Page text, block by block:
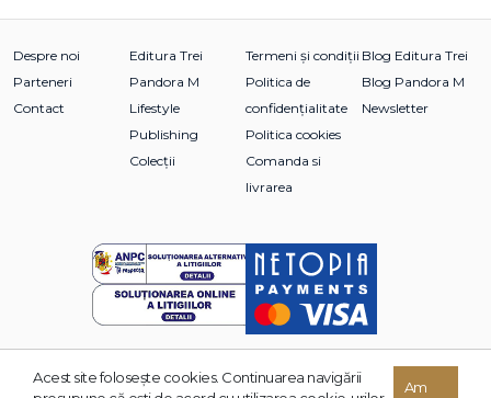
Despre noi
Parteneri
Contact
Editura Trei
Pandora M
Lifestyle
Publishing
Colecții
Termeni și condiții
Politica de
confidențialitate
Politica cookies
Comanda si
livrarea
Blog Editura Trei
Blog Pandora M
Newsletter
© 2026 Grupul Editorial TREI. Toate drepturile rezervate.
Acest site foloseşte cookies. Continuarea navigării
Am